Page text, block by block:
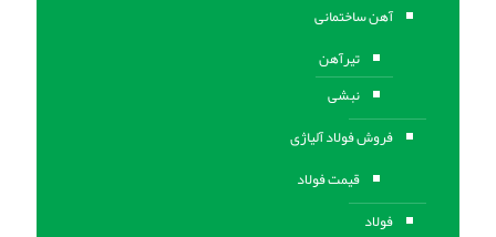
آهن ساختمانی
تیرآهن
نبشی
فروش فولاد آلیاژی
قیمت فولاد
فولاد